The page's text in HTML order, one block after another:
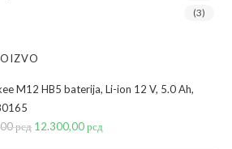
(3)
M12 HB5 baterija, Li-ion 12 V, 5.0 Ah,
рсд Originalna
12.300,00рсд